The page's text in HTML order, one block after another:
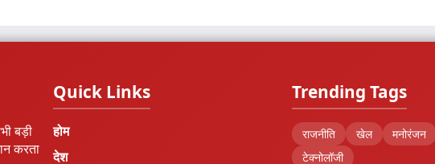
बड़ी
करता
Quick Links
होम
देश
Trending Tags
राजनीति खेल मनोरंजन
टेक्नोलॉजी